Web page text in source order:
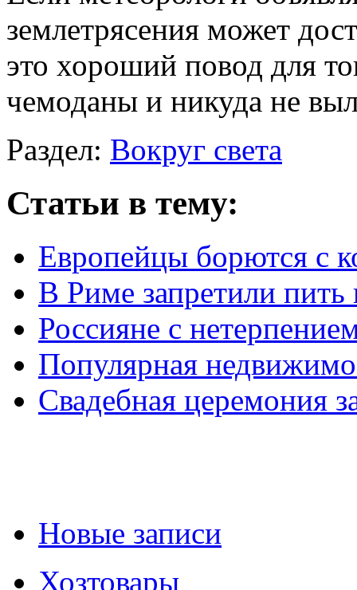
землетрясения может
это хороший повод для
чемоданы и никуда не
Раздел: Вокруг света
Статьи в тему:
Европейцы борются с
В Риме запретили пить
Россияне с
Популярная
Свадебная церемония
Новые записи
Хозтовары